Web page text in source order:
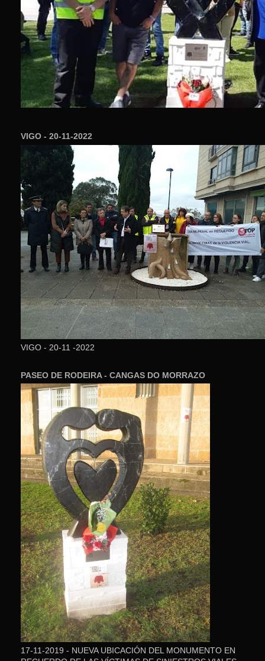
VIGO - 20-11-2022
VIGO - 20-11 -2022
PASEO DE RODEIRA - CANGAS DO MORRAZO
17-11-2019 - NUEVA UBICACIÓN DEL MONUMENTO EN